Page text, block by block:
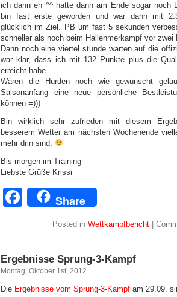
ich dann eh ^^ hatte dann am Ende sogar noch
bin fast erste geworden und war dann mit
glücklich im Ziel. PB um fast 5 sekunden
schneller als noch beim Hallenmerkampf vor zwei
Dann noch eine viertel stunde warten auf die
war klar, dass ich mit 132 Punkte plus die
erreicht habe.
Wären die Hürden noch wie gewünscht
Saisonanfang eine neue persönliche
können =)))
Bin wirklich sehr zufrieden mit diesem
besserem Wetter am nächsten Wochenende
mehr drin sind.
Bis morgen im Training
Liebste Grüße Krissi
Facebook
Share
Posted in Wettkampfbericht|
Ergebnisse Sprung-3-Kampf
Montag, Oktober 1st, 2012
Die Ergebnisse vom Sprung-3-Kampf am 29.09.